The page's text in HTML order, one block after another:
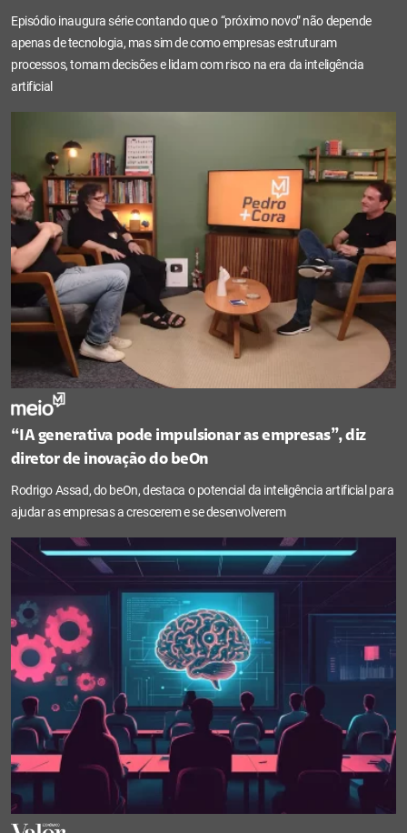
Episódio inaugura série contando que o “próximo novo” não depende
apenas de tecnologia, mas sim de como empresas estruturam
processos, tomam decisões e lidam com risco na era da inteligência
artificial
“IA generativa pode impulsionar as empresas”, diz
diretor de inovação do beOn
Rodrigo Assad, do beOn, destaca o potencial da inteligência artificial para
ajudar as empresas a crescerem e se desenvolverem